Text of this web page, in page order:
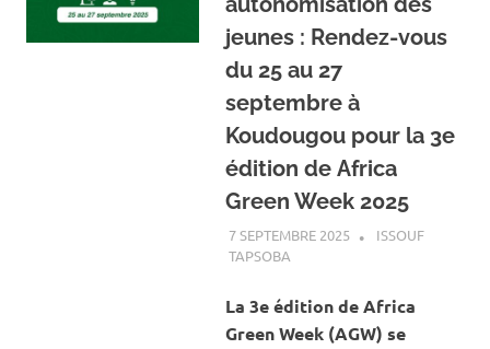
jeunes : Rendez-vous
du 25 au 27
septembre à
Koudougou pour la 3e
édition de Africa
Green Week 2025
7 SEPTEMBRE 2025
ISSOUF
TAPSOBA
‎La 3e édition de Africa
Green Week (AGW) se